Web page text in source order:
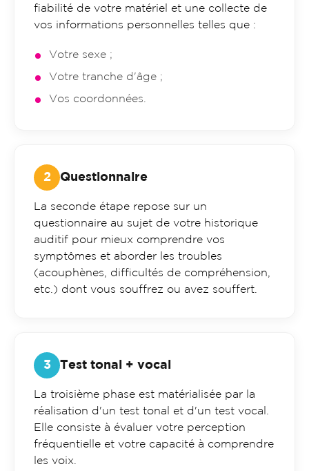
fiabilité de votre matériel et une collecte de
vos informations personnelles telles que :
Votre sexe ;
Votre tranche d'âge ;
Vos coordonnées.
Questionnaire
La seconde étape repose sur un
questionnaire au sujet de votre historique
auditif pour mieux comprendre vos
symptômes et aborder les troubles
(acouphènes, difficultés de compréhension,
etc.) dont vous souffrez ou avez souffert.
Test tonal + vocal
La troisième phase est matérialisée par la
réalisation d'un test tonal et d'un test vocal.
Elle consiste à évaluer votre perception
fréquentielle et votre capacité à comprendre
les voix.